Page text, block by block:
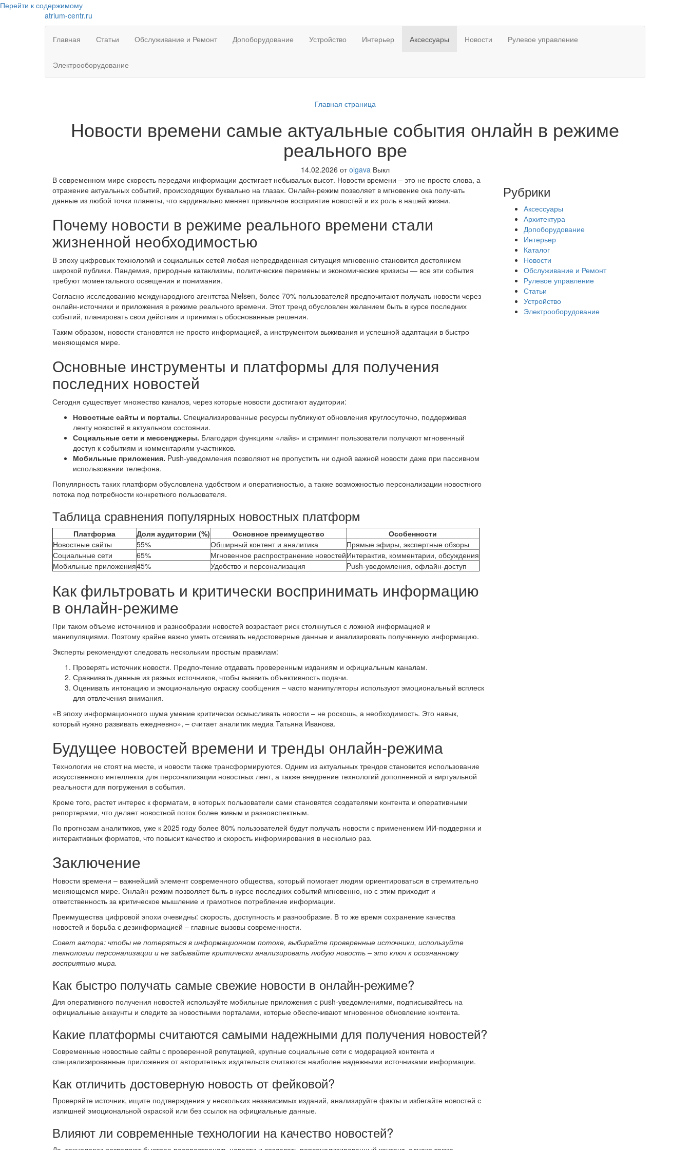
Перейти к содержимому
atrium-centr.ru
Главная Статьи Обслуживание и Ремонт Допоборудование Устройство Интерьер Аксессуары Новости Рулевое управление
Электрооборудование
Главная страница
Новости времени самые актуальные события онлайн в режиме
реального вре
14.02.2026 от olgava Выкл
В современном мире скорость передачи информации достигает небывалых высот. Новости времени – это не просто слова, а
отражение актуальных событий, происходящих буквально на глазах. Онлайн-режим позволяет в мгновение ока получать
данные из любой точки планеты, что кардинально меняет привычное восприятие новостей и их роль в нашей жизни.
Почему новости в режиме реального времени стали
жизненной необходимостью
В эпоху цифровых технологий и социальных сетей любая непредвиденная ситуация мгновенно становится достоянием
широкой публики. Пандемия, природные катаклизмы, политические перемены и экономические кризисы — все эти события
требуют моментального освещения и понимания.
Согласно исследованию международного агентства Nielsen, более 70% пользователей предпочитают получать новости через
онлайн-источники и приложения в режиме реального времени. Этот тренд обусловлен желанием быть в курсе последних
событий, планировать свои действия и принимать обоснованные решения.
Таким образом, новости становятся не просто информацией, а инструментом выживания и успешной адаптации в быстро
меняющемся мире.
Основные инструменты и платформы для получения
последних новостей
Сегодня существует множество каналов, через которые новости достигают аудитории:
Новостные сайты и порталы. Специализированные ресурсы публикуют обновления круглосуточно, поддерживая
ленту новостей в актуальном состоянии.
Социальные сети и мессенджеры. Благодаря функциям «лайв» и стриминг пользователи получают мгновенный
доступ к событиям и комментариям участников.
Мобильные приложения. Push-уведомления позволяют не пропустить ни одной важной новости даже при пассивном
использовании телефона.
Популярность таких платформ обусловлена удобством и оперативностью, а также возможностью персонализации новостного
потока под потребности конкретного пользователя.
Таблица сравнения популярных новостных платформ
Платформа Доля аудитории (%) Основное преимущество
Особенности
Новостные сайты
55% Обширный контент и аналитика
Прямые эфиры, экспертные обзоры
Социальные сети
65% Мгновенное распространение новостейИнтерактив, комментарии, обсуждения
Мобильные приложения45% Удобство и персонализация Push-уведомления, офлайн-доступ
Как фильтровать и критически воспринимать информацию
в онлайн-режиме
При таком объеме источников и разнообразии новостей возрастает риск столкнуться с ложной информацией и
манипуляциями. Поэтому крайне важно уметь отсеивать недостоверные данные и анализировать полученную информацию.
Эксперты рекомендуют следовать нескольким простым правилам:
Проверять источник новости. Предпочтение отдавать проверенным изданиям и официальным каналам.
Сравнивать данные из разных источников, чтобы выявить объективность подачи.
Оценивать интонацию и эмоциональную окраску сообщения – часто манипуляторы используют эмоциональный всплеск
для отвлечения внимания.
«В эпоху информационного шума умение критически осмысливать новости – не роскошь, а необходимость. Это навык,
который нужно развивать ежедневно», – считает аналитик медиа Татьяна Иванова.
Будущее новостей времени и тренды онлайн-режима
Технологии не стоят на месте, и новости также трансформируются. Одним из актуальных трендов становится использование
искусственного интеллекта для персонализации новостных лент, а также внедрение технологий дополненной и виртуальной
реальности для погружения в события.
Кроме того, растет интерес к форматам, в которых пользователи сами становятся создателями контента и оперативными
репортерами, что делает новостной поток более живым и разноаспектным.
По прогнозам аналитиков, уже к 2025 году более 80% пользователей будут получать новости с применением ИИ-поддержки и
интерактивных форматов, что повысит качество и скорость информирования в несколько раз.
Заключение
Новости времени – важнейший элемент современного общества, который помогает людям ориентироваться в стремительно
меняющемся мире. Онлайн-режим позволяет быть в курсе последних событий мгновенно, но с этим приходит и
ответственность за критическое мышление и грамотное потребление информации.
Преимущества цифровой эпохи очевидны: скорость, доступность и разнообразие. В то же время сохранение качества
новостей и борьба с дезинформацией – главные вызовы современности.
Совет автора: чтобы не потеряться в информационном потоке, выбирайте проверенные источники, используйте
технологии персонализации и не забывайте критически анализировать любую новость – это ключ к осознанному
восприятию мира.
Как быстро получать самые свежие новости в онлайн-режиме?
Для оперативного получения новостей используйте мобильные приложения с push-уведомлениями, подписывайтесь на
официальные аккаунты и следите за новостными порталами, которые обеспечивают мгновенное обновление контента.
Какие платформы считаются самыми надежными для получения новостей?
Современные новостные сайты с проверенной репутацией, крупные социальные сети с модерацией контента и
специализированные приложения от авторитетных издательств считаются наиболее надежными источниками информации.
Как отличить достоверную новость от фейковой?
Проверяйте источник, ищите подтверждения у нескольких независимых изданий, анализируйте факты и избегайте новостей с
излишней эмоциональной окраской или без ссылок на официальные данные.
Влияют ли современные технологии на качество новостей?
Рубрики
Аксессуары
Архитектура
Допоборудование
Интерьер
Каталог
Новости
Обслуживание и Ремонт
Рулевое управление
Статьи
Устройство
Электрооборудование